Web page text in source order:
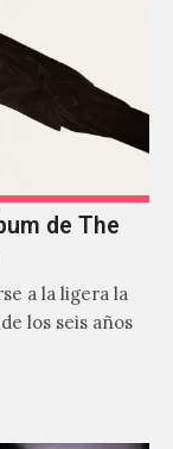
de The
a la ligera la
los seis años